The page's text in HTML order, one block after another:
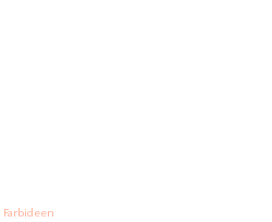
Farbideen